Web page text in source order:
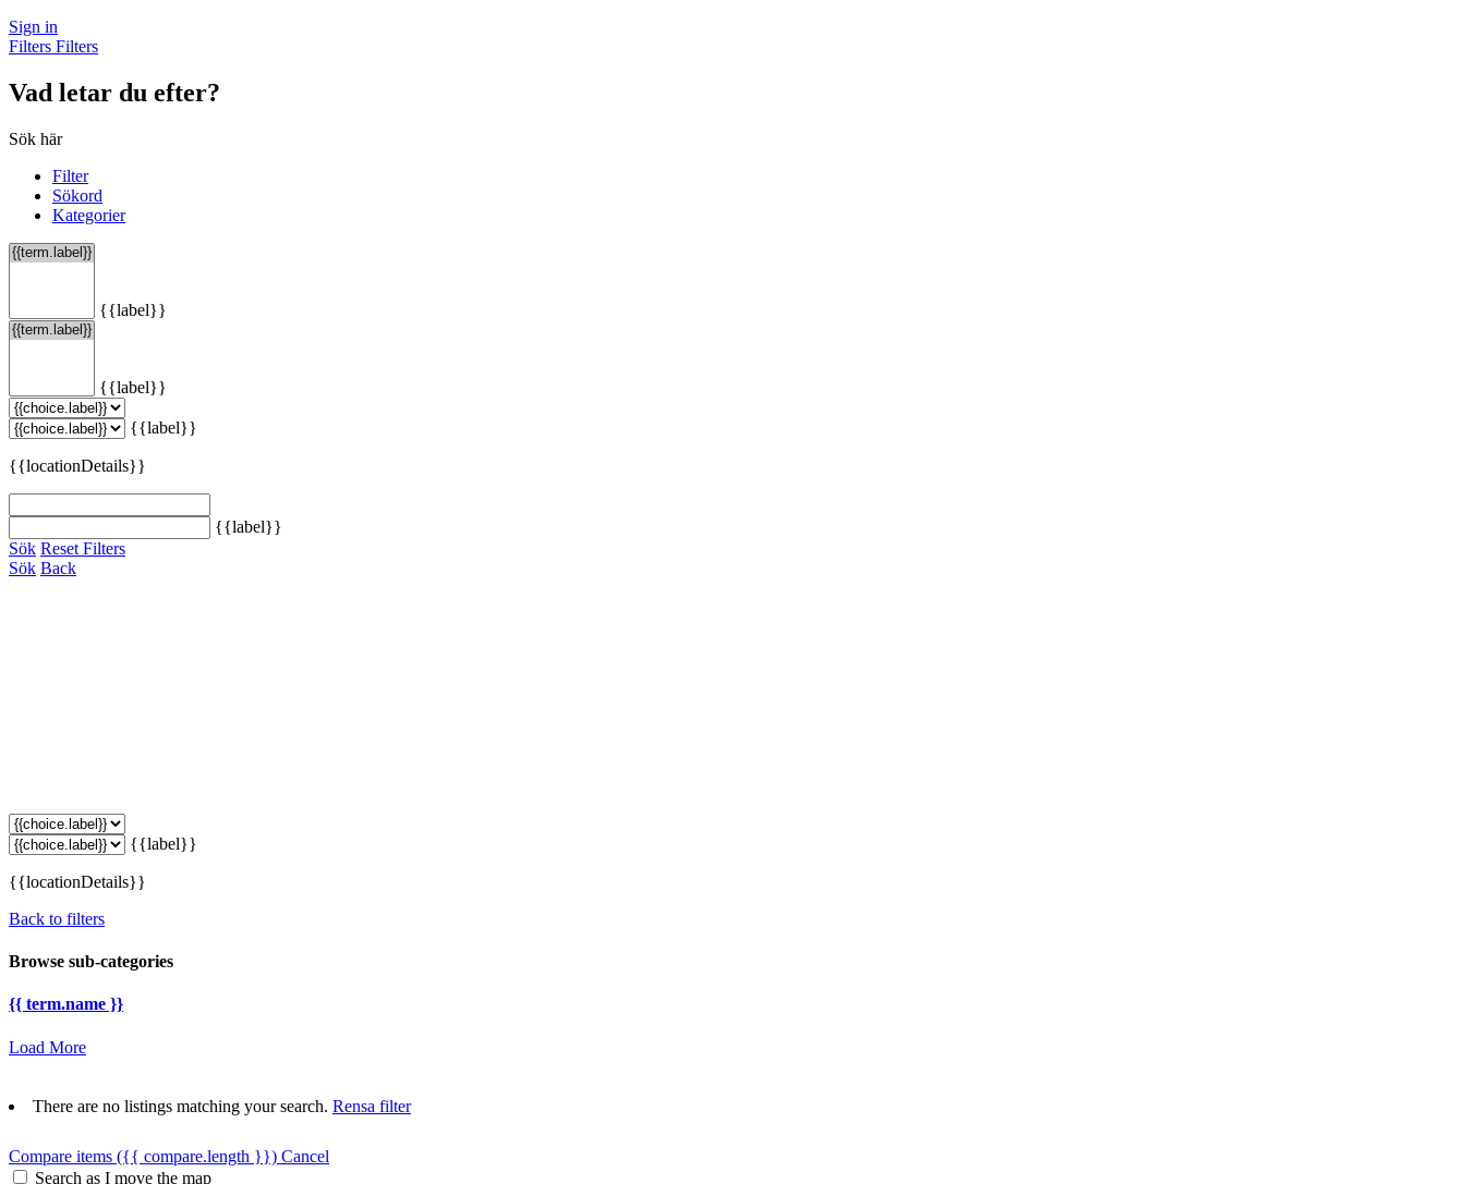
Sign in
Filters Filters
Vad letar du efter?
Sök här
Filter
Sökord
Kategorier
{{label}}
{{label}}
{{label}}
{{locationDetails}}
{{label}}
Sök Reset Filters
Sök Back
{{label}}
{{locationDetails}}
Back to filters
Browse sub-categories
{{ term.name }}
Load More
There are no listings matching your search. Rensa filter
Compare items ({{ compare.length }}) Cancel
Search as I move the map